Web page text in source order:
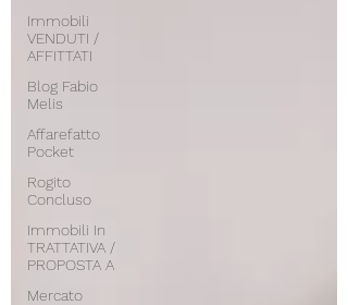
Immobili
VENDUTI /
AFFITTATI
Blog Fabio
Melis
Affarefatto
Pocket
Rogito
Concluso
Immobili In
TRATTATIVA /
PROPOSTA A
Mercato